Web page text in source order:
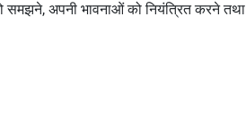
समझने, अपनी भावनाओं को नियंत्रित करने तथा